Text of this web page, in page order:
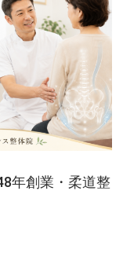
年創業・柔道整